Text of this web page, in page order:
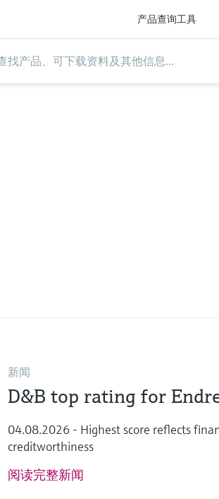
产品查询工具
新闻
D&B top rating for
04.08.2026 - Highest score reflects
creditworthiness
阅读完整新闻